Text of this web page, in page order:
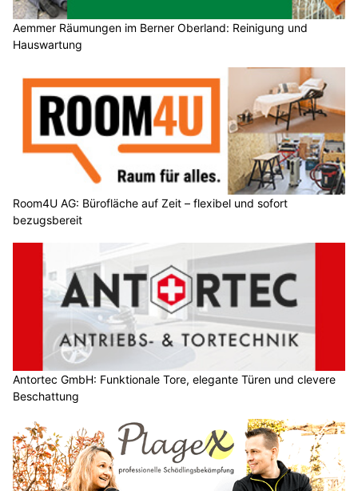
Aemmer Räumungen im Berner Oberland: Reinigung und
Hauswartung
Room4U AG: Bürofläche auf Zeit – flexibel und sofort
bezugsbereit
Antortec GmbH: Funktionale Tore, elegante Türen und clevere
Beschattung